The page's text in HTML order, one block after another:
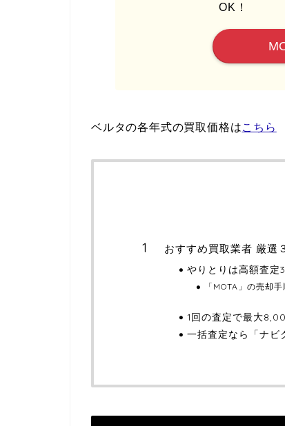
OK！
ベルタの各年式の買取価格はこちら
おすすめ買取業者 厳選
やりとりは高額査定
「MOTA」の売却手
1回の査定で最大
一括査定なら「ナビ